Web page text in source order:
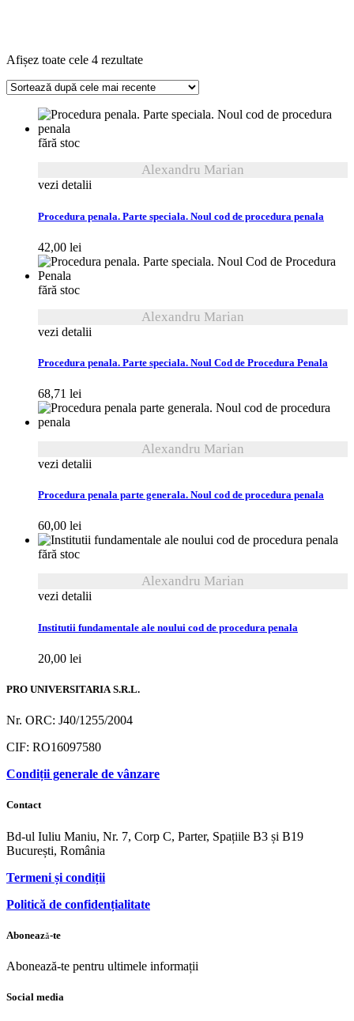
Afișez toate cele 4 rezultateSortat
cele
recente
fără stoc
Alexandru Marian
vezi detalii
Procedura penala. Parte speciala. Noul cod de procedura penala
42,00 lei
fără stoc
Alexandru Marian
vezi detalii
Procedura penala. Parte speciala. Noul Cod de Procedura Penala
68,71 lei
Alexandru Marian
vezi detalii
Procedura penala parte generala. Noul cod de procedura penala
60,00 lei
fără stoc
Alexandru Marian
vezi detalii
Institutii fundamentale ale noului cod de procedura penala
20,00 lei
PRO UNIVERSITARIA S.R.L.
Nr. ORC: J40/1255/2004
CIF: RO16097580
Condiții generale de vânzare
Contact
Bd-ul Iuliu Maniu, Nr. 7, Corp C, Parter, Spațiile B3 și B19
București, România
Termeni și condiții
Politică de confidențialitate
Abonează-te
Abonează-te pentru ultimele informații
Social media